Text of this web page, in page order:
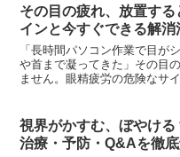
その目の疲れ、放置す
インと今すぐできる解消
「長時間パソコン作業で目が
や首まで凝ってきた」その目
ません。眼精疲労の危険なサ
視界がかすむ、ぼやける
治療・予防・Q&Aを徹